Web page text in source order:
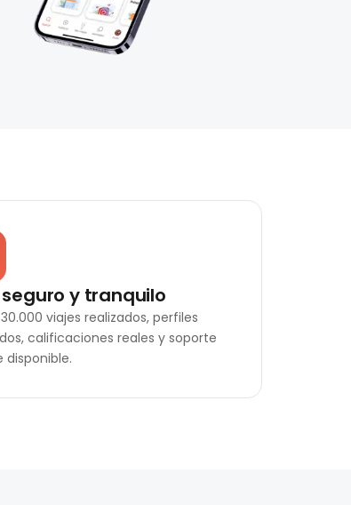
y tranquilo
viajes realizados, perfiles
calificaciones reales y soporte
disponible.